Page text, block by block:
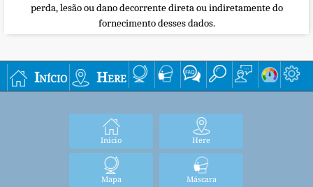
perda, lesão ou dano decorrente direta ou indiretamente do
fornecimento desses dados.
Início Here
Início Here
Mapa Máscara